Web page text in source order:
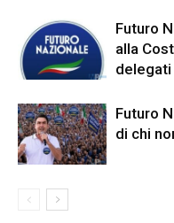
Futuro
alla
delegati
Futuro
di chi